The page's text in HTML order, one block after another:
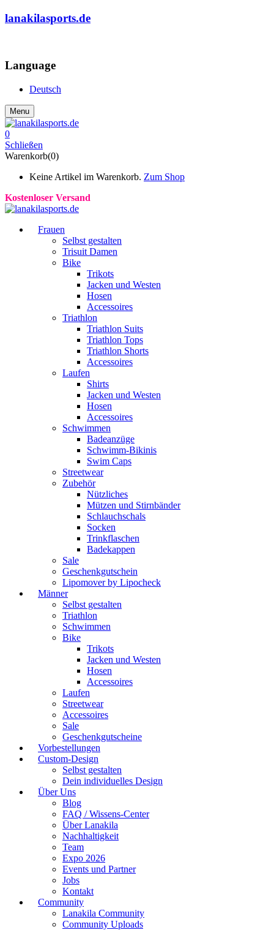
lanakilasports.de
Language
Deutsch
Menu
0
Schließen
Warenkorb(0)
Keine Artikel im Warenkorb. Zum Shop
Kostenloser Versand
Frauen
Selbst gestalten
Trisuit Damen
Bike
Trikots
Jacken und Westen
Hosen
Accessoires
Triathlon
Triathlon Suits
Triathlon Tops
Triathlon Shorts
Accessoires
Laufen
Shirts
Jacken und Westen
Hosen
Accessoires
Schwimmen
Badeanzüge
Schwimm-Bikinis
Swim Caps
Streetwear
Zubehör
Nützliches
Mützen und Stirnbänder
Schlauchschals
Socken
Trinkflaschen
Badekappen
Sale
Geschenkgutschein
Lipomover by Lipocheck
Männer
Selbst gestalten
Triathlon
Schwimmen
Bike
Trikots
Jacken und Westen
Hosen
Accessoires
Laufen
Streetwear
Accessoires
Sale
Geschenkgutscheine
Vorbestellungen
Custom-Design
Selbst gestalten
Dein individuelles Design
Über Uns
Blog
FAQ / Wissens-Center
Über Lanakila
Nachhaltigkeit
Team
Expo 2026
Events und Partner
Jobs
Kontakt
Community
Lanakila Community
Community Uploads